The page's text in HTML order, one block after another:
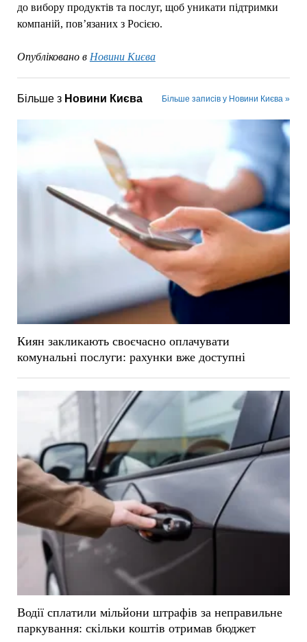
до вибору продуктів та послуг, щоб уникати підтримки
компаній, пов’язаних з Росією.
Опубліковано в Новини Києва
Більше з Новини Києва Більше записів у Новини Києва »
Киян закликають своєчасно оплачувати
комунальні послуги: рахунки вже доступні
Водії сплатили мільйони штрафів за неправильне
паркування: скільки коштів отримав бюджет